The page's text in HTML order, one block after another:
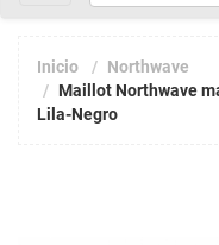
navigation
Inicio
Northwave
Maillot Northwave
Lila-Negro